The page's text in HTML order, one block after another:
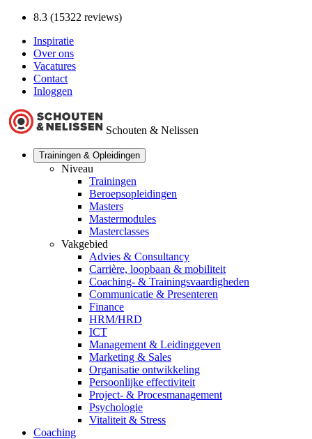
8.3 (15322 reviews)
Inspiratie
Over ons
Vacatures
Contact
Inloggen
Schouten & Nelissen
Trainingen & Opleidingen
Niveau
Trainingen
Beroepsopleidingen
Masters
Mastermodules
Masterclasses
Vakgebied
Advies & Consultancy
Carrière, loopbaan & mobiliteit
Coaching- & Trainingsvaardigheden
Communicatie & Presenteren
Finance
HRM/HRD
ICT
Management & Leidinggeven
Marketing & Sales
Organisatie ontwikkeling
Persoonlijke effectiviteit
Project- & Procesmanagement
Psychologie
Vitaliteit & Stress
Coaching